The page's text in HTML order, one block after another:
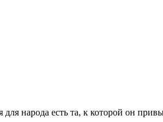
народа есть та, к которой он